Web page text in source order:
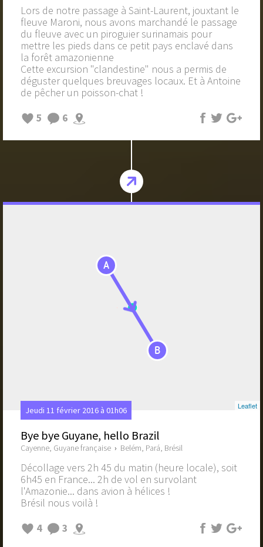
Lors de notre passage à Saint-Laurent, jouxtant le
fleuve Maroni, nous avons marchandé le passage
du fleuve avec un piroguier surinamais pour
mettre les pieds dans ce petit pays enclavé dans
la forêt amazonienne
Cette excursion "clandestine" nous a permis de
déguster quelques breuvages locaux. Et à Antoine
de pêcher un poisson-chat !
5
6
A
B
Leaflet
Jeudi 11 février 2016 à 01h06
Bye bye Guyane, hello Brazil
Cayenne, Guyane française › Belém, Pará, Brésil
Décollage vers 2h 45 du matin (heure locale), soit
6h45 en France... 2h de vol en survolant
l'Amazonie... dans avion à hélices !
Brésil nous voilà !
4
3